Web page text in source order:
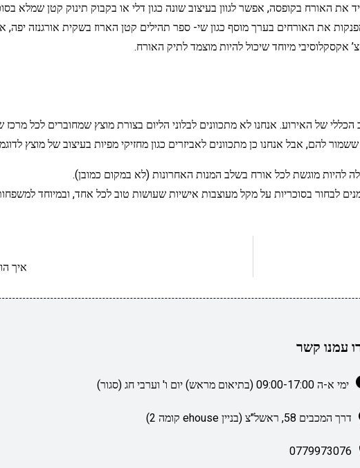
את האורח בקופסה, אפשר לגוון בעיצוב שונה כגון דלי או בקבוק תינוק קטן שמלא
את האורחים בערך מוסף כגון שי- ספר תהילים קטן הארוז בשקית אורגנזה יפה,
אקסקלוסיבי מיוחד שיכול להיות מוצמד לתיק האורח.
של האירוע. אנחנו לא מתכוונים לבלוני הליום בצורת מוצץ שמחוברים לכל
להם, אבל אנחנו כן מתכוונים לאביזרים כגון מחזיקי מפיות בעיצוב של מוצץ
להיות מוגשת לכל אורח בשלב המנות האחרונות (לא במקום כמובן).
לבחור בסוכריות על מקל מעוצבות אישיות שעושות טוב לכל אחד, ובמיוחד
איך
עמנו קשר
ימי א-ה 09:00-17:00 (בתיאום מראש) יום ו' וערבי חג (סגור)
דרך המכבים 58, ראשל"צ (בניין ehouse קומה 2)
0779973076